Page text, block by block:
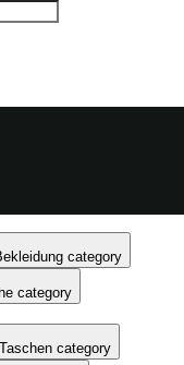
category
category
category